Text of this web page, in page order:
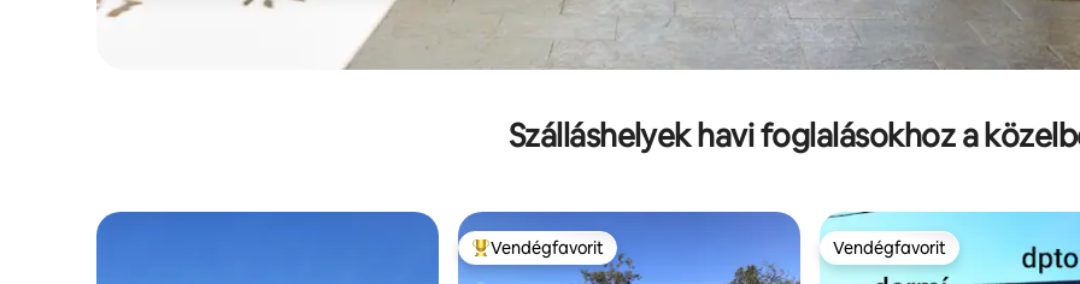
Szálláshelyek havi foglalásokhoz a
Kiemelt vendégfavorit
Vendégfavorit Vendégfavorit
Vendégfavorit